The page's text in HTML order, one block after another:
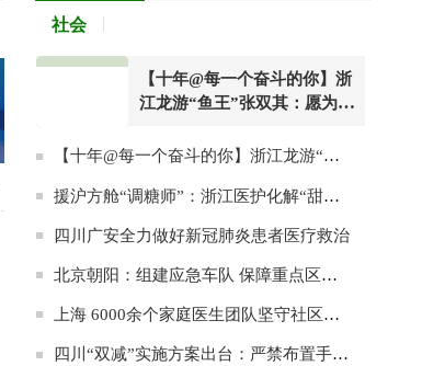
社会
【十年@每一个奋斗的你】浙
江龙游“鱼王”张双其：愿为农
【十年@每一个奋斗的你】浙江龙游“鱼王”张双其：愿为农村养出一条“共富鱼”
援沪方舱“调糖师”：浙江医护化解“甜蜜”的烦恼
四川广安全力做好新冠肺炎患者医疗救治
北京朝阳：组建应急车队 保障重点区域居民就医
上海 6000余个家庭医生团队坚守社区防控阵地
四川“双减”实施方案出台：严禁布置手机打卡作业